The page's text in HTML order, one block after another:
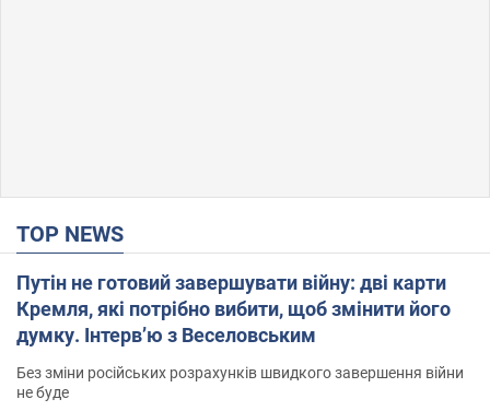
TOP NEWS
Путін не готовий завершувати війну: дві карти
Кремля, які потрібно вибити, щоб змінити його
думку. Інтерв’ю з Веселовським
Без зміни російських розрахунків швидкого завершення війни
не буде